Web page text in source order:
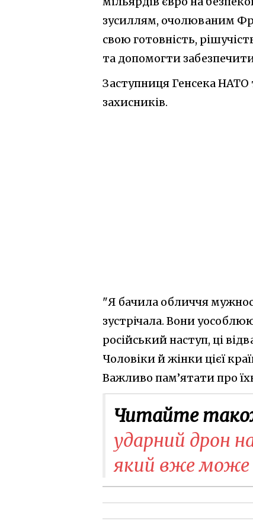
зусиллям, очолюваним
свою готовність,
та допомогти
Заступниця Генсека НАТО
захисників.
"Я бачила обличчя
зустрічала. Вони
російський наступ, ці
Чоловіки й жінки цієї
Важливо пам’ятати про
Читайте
ударний дрон
який вже може